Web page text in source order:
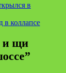
в
в коллапсе
и щи
”